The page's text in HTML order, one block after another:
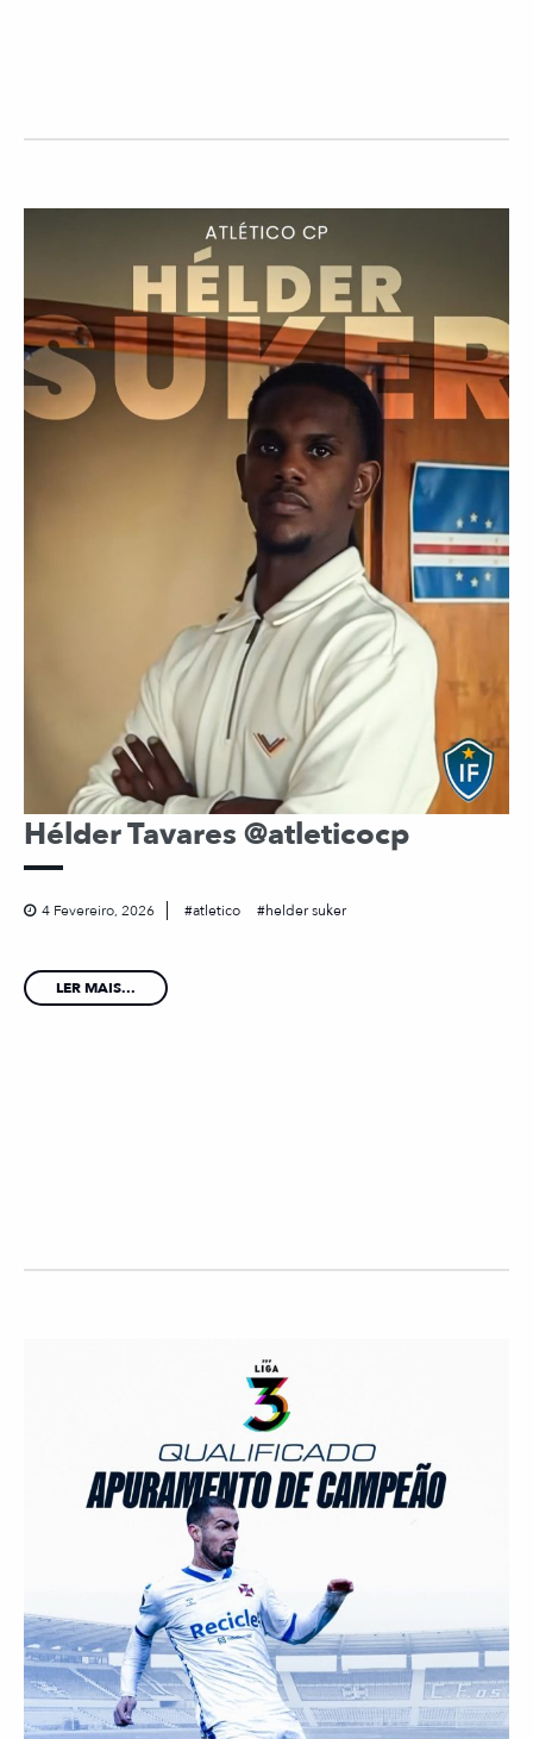
Hélder Tavares @atleticocp
4 Fevereiro, 2026 atletico helder suker
LER MAIS...